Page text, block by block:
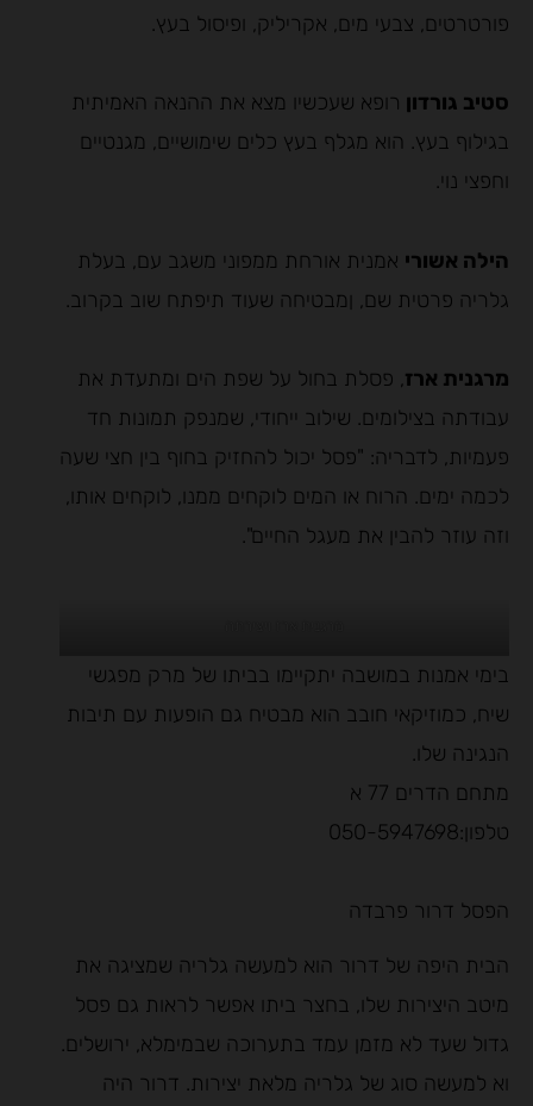
פורטרטים, צבעי מים, אקריליק, ופיסול בעץ.
סטיב גורדון רופא שעכשיו מצא את ההנאה האמיתית
בגילוף בעץ. הוא מגלף בעץ כלים שימושיים, מגנטיים
וחפצי נוי.
הילה אשורי אמנית אורחת ממפוני משגב עם, בעלת
גלריה פרטית שם, ןמבטיחה שעוד תיפתח שוב בקרוב.
מרגנית ארז, פסלת בחול על שפת הים ומתעדת את
עבודתה בצילומים. שילוב ייחודי, שמנפק תמונות חד
פעמיות, לדבריה: "פסל יכול להחזיק בחוף בין חצי שעה
לכמה ימים. הרוח או המים לוקחים ממנו, לוקחים אותו,
וזה עוזר להבין את מעגל החיים".
בימי אמנות במושבה יתקיימו בביתו של מרק מפגשי
שיח, כמוזיקאי חובב הוא מבטיח גם הופעות עם תיבות
הנגינה שלו.
מתחם הדרים 77 א
טלפון:050-5947698
הפסל דרור פרבדה
הבית היפה של דרור הוא למעשה גלריה שמציגה את
מיטב היצירות שלו, בחצר ביתו אפשר לראות גם פסל
גדול שעד לא מזמן עמד בתערוכה שבמימלא, ירושלים.
וא למעשה סוג של גלריה מלאת יצירות. דרור היה